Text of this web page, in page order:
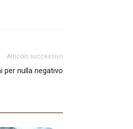
Articolo successivo
per nulla negativo